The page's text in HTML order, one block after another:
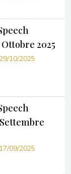
2025
10/2025
09/2025